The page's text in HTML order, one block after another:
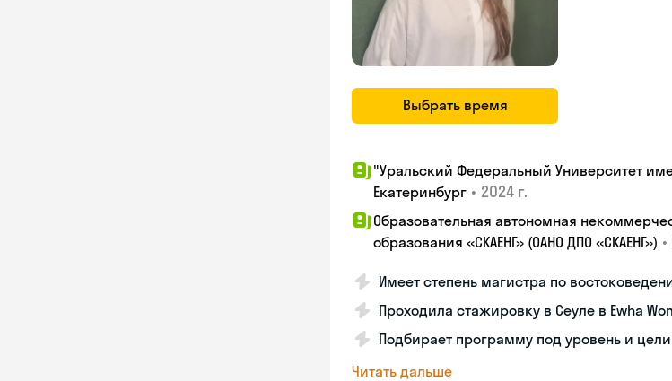
Выбрать время
"Уральский Федеральный Университет
Екатеринбург • 2024 г.
Образовательная автономная
образования «СКАЕНГ» (ОАНО ДПО «СКАЕНГ») •
Имеет степень магистра по
Проходила стажировку в Сеуле в Ewha
Подбирает программу под уровень и
Читать дальше